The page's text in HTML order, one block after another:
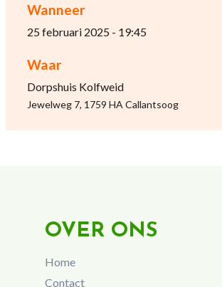
Wanneer
25 februari 2025 - 19:45
Waar
Dorpshuis Kolfweid
Jewelweg 7, 1759 HA Callantsoog
OVER ONS
Home
Contact